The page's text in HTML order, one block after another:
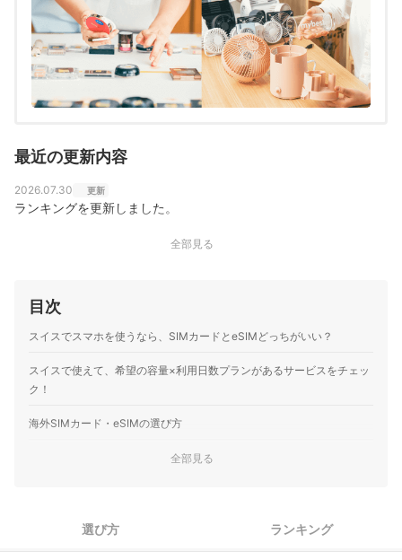
に、モバイルだけでなく10社以上の戸建て・マンション
向けの光回線の通信速度・速度制限も調査している。 ま
た通信サービスだけでなく、ファイナンシャルプランナ
ーの視点含めて電気代など固定費支出見直しのガイドも
している。
高山健次のプロフィール
最近の更新内容
2026.07.30 更新
ランキングを更新しました。
全部見る
目次
スイスでスマホを使うなら、SIMカードとeSIMどっちがいい？
スイスで使えて、希望の容量×利用日数プランがあるサービスをチェッ
ク！
海外SIMカード・eSIMの選び方
行き先で使えるSIMを選ぼう
通信速度や安定性もチェックしよう
全部見る
選び方 ランキング